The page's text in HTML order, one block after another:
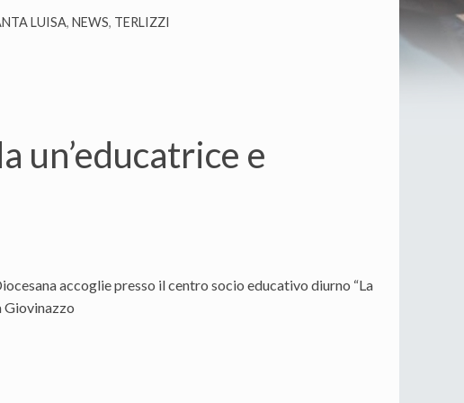
LUISA, NEWS, TERLIZZI
un’educatrice e
accoglie presso il centro socio educativo diurno “La
Giovinazzo